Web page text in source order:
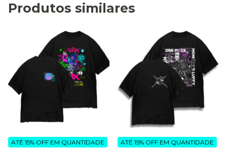
Produtos similares
ATÉ 15% OFF EM QUANTIDADE ATÉ 15% OFF EM QUANTIDADE